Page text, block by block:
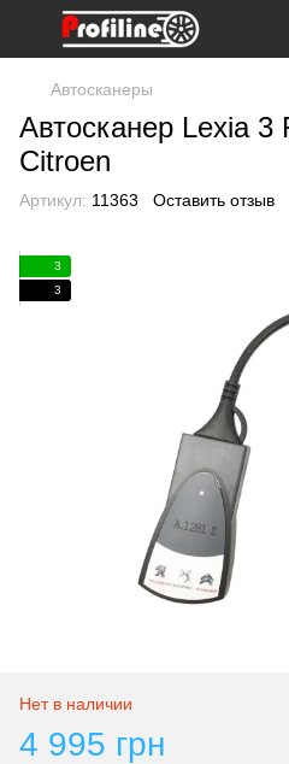
Автосканеры
Автосканер Lexia 3
Citroen
Артикул: 11363 Оставить отзыв
3
3
Нет в наличии
4 995 грн